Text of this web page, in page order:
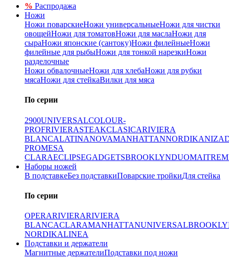
% Распродажа
Ножи
Ножи поварскиеНожи универсальныеНожи для чистки
овощейНожи для томатовНожи для маслаНожи для
сыраНожи японские (сантоку)Ножи филейныеНожи
филейные для рыбыНожи для тонкой нарезкиНожи
разделочные
Ножи обвалочныеНожи для хлебаНожи для рубки
мясаНожи для стейкаВилки для мяса
По серии
2900UNIVERSALCOLOUR-
PROFRIVIERASTEAKCLASICARIVIERA
BLANCALATINANOVAMANHATTANNORDIKANIZA
PROMESA
CLARAECLIPSEGADGETSBROOKLYNDUOMAITRE
Наборы ножей
В подставкеБез подставкиПоварские тройкиДля стейка
По серии
OPERARIVIERARIVIERA
BLANCACLARAMANHATTANUNIVERSAL
NORDIKALINEA
Подставки и держатели
Магнитные держателиПодставки под ножи